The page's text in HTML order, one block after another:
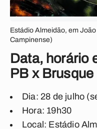
Estádio Almeidão, em
Campinense)
Data, horário
PB x Brusque
Dia: 28 de julho
Hora: 19h30
Local: Estádio